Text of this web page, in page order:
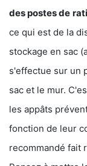
des postes de
ce qui est de la
stockage en sac
s'effectue sur un
sac et le mur.
les appâts
fonction de leur
recommandé fait